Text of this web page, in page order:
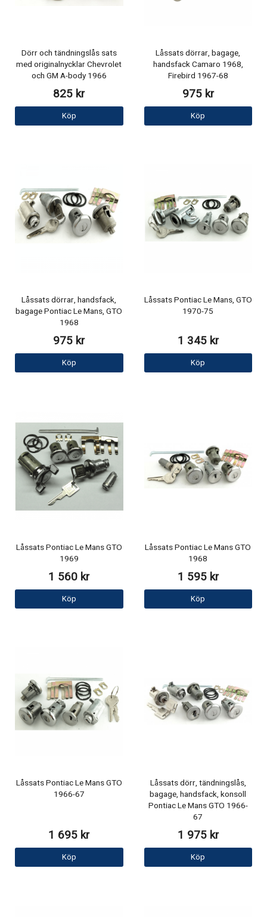
Dörr och tändningslås sats
med originalnycklar Chevrolet
och GM A-body 1966
825 kr
Köp
Låssats dörrar, bagage,
handsfack Camaro 1968,
Firebird 1967-68
975 kr
Köp
Låssats dörrar, handsfack,
bagage Pontiac Le Mans, GTO
1968
975 kr
Köp
Låssats Pontiac Le Mans, GTO
1970-75
1 345 kr
Köp
Låssats Pontiac Le Mans GTO
1969
1 560 kr
Köp
Låssats Pontiac Le Mans GTO
1968
1 595 kr
Köp
Låssats Pontiac Le Mans GTO
1966-67
1 695 kr
Köp
Låssats dörr, tändningslås,
bagage, handsfack, konsoll
Pontiac Le Mans GTO 1966-
67
1 975 kr
Köp